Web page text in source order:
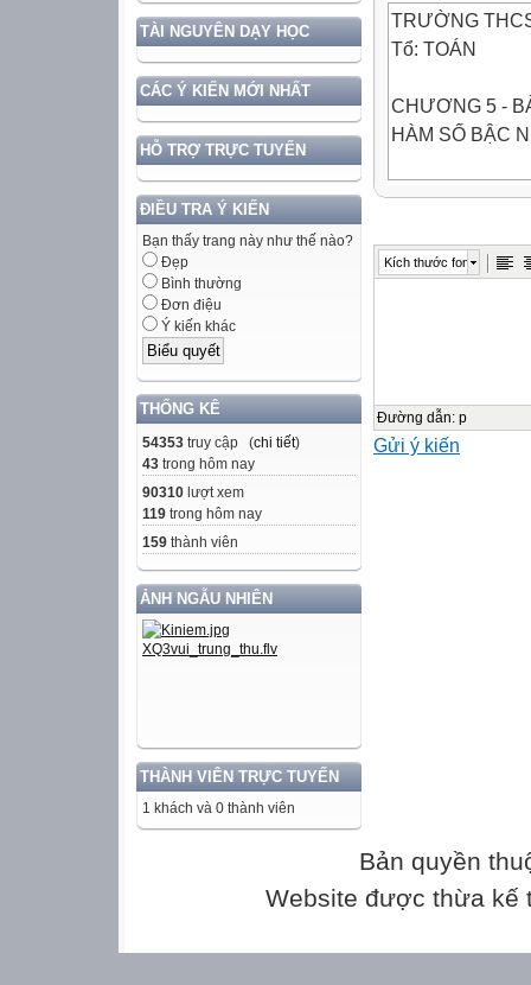
TÀI NGUYÊN DẠY HỌC
CÁC Ý KIẾN MỚI NHẤT
HỖ TRỢ TRỰC TUYẾN
ĐIỀU TRA Ý KIẾN
Bạn thấy trang này như thế nào?
Đẹp
Bình thường
Đơn điệu
Ý kiến khác
THỐNG KÊ
54353 truy cập (chi tiết)
43 trong hôm nay
90310 lượt xem
119 trong hôm nay
159 thành viên
ẢNH NGẪU NHIÊN
THÀNH VIÊN TRỰC TUYẾN
1 khách và 0 thành viên
TRƯỜNG
Tổ: TOÁN
CHƯƠNG 5 -
HÀM SỐ BẬC
ta bắt đầu mở
vào bể, mỗi giờ
a )2(m )
BÀI 3: Hàm số
1. HÀM SỐ
dẫn đến những
Kích thước font
Đường dẫn: p
Gửi ý kiến
Bản quyền
Website được thừa